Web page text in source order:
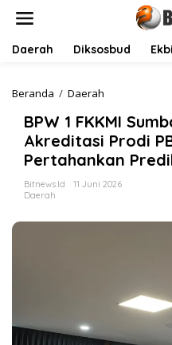
Daerah Diksosbud
Beranda / Daerah
W
K
K
S
m
BPW 1 FKKMI
Akreditasi Prodi
Pertahankan
Bitnews.id
11 Juni 2026
Daerah